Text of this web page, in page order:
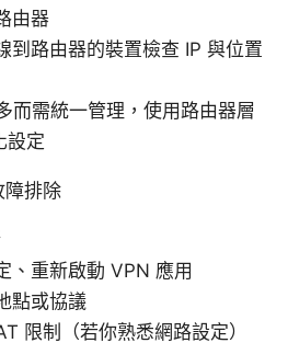
由器
到路由器的裝置檢查 IP 與位置
而需統一管理，使用路由器層
設定
障排除
、重新啟動 VPN 應用
點或協議
限制（若你熟悉網路設定）